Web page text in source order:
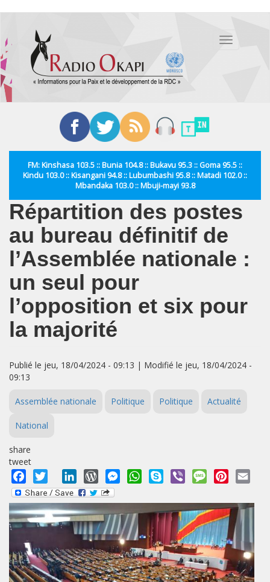
contenu
principal
Toggle
FM: Kinshasa 103.5 :: Bunia 104.8 :: Bukavu 95.3 :: Goma 95.5 ::
Kindu 103.0 :: Kisangani 94.8 :: Lubumbashi 95.8 :: Matadi 102.0 ::
Mbandaka 103.0 :: Mbuji-mayi 93.8
Répartition des postes
au bureau définitif de
l’Assemblée nationale :
un seul pour
l’opposition et six pour
la majorité
Publié le jeu, 18/04/2024 - 09:13 | Modifié le jeu, 18/04/2024 -
09:13
Assemblée nationale Politique Politique Actualité
National
share
tweet
Facebook
Twitter LinkedInWordPressMessengerWhatsApp
Skype Viber MessagePinterest